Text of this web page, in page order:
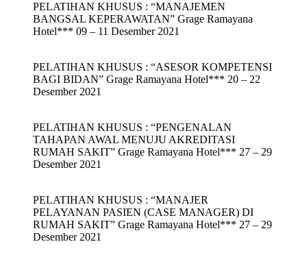
PELATIHAN KHUSUS : “MANAJEMEN
BANGSAL KEPERAWATAN” Grage Ramayana
Hotel*** 09 – 11 Desember 2021
PELATIHAN KHUSUS : “ASESOR KOMPETENSI
BAGI BIDAN” Grage Ramayana Hotel*** 20 – 22
Desember 2021
PELATIHAN KHUSUS : “PENGENALAN
TAHAPAN AWAL MENUJU AKREDITASI
RUMAH SAKIT” Grage Ramayana Hotel*** 27 – 29
Desember 2021
PELATIHAN KHUSUS : “MANAJER
PELAYANAN PASIEN (CASE MANAGER) DI
RUMAH SAKIT” Grage Ramayana Hotel*** 27 – 29
Desember 2021